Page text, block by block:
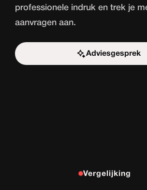
professionele indruk en trek je
aanvragen aan.
Adviesgesprek
Start de
Vergelijking